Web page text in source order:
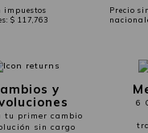
impuestos
$ 117,763
Precio
y
tu primer cambio
sin cargo
6